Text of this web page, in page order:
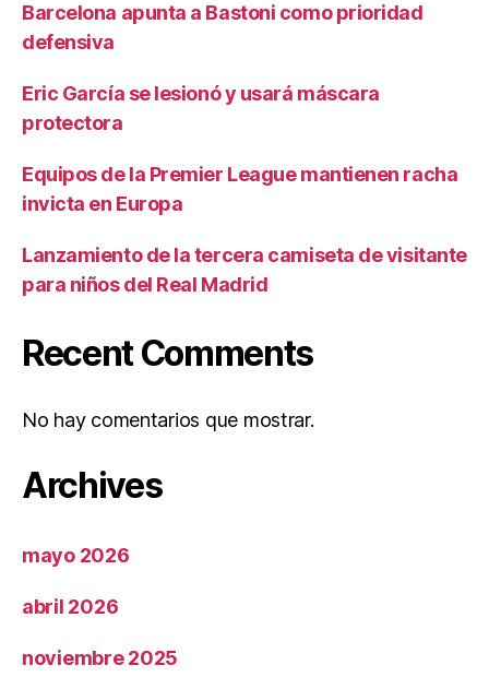
Barcelona apunta a Bastoni como prioridad
defensiva
Eric García se lesionó y usará máscara
protectora
Equipos de la Premier League mantienen racha
invicta en Europa
Lanzamiento de la tercera camiseta de visitante
para niños del Real Madrid
Recent Comments
No hay comentarios que mostrar.
Archives
mayo 2026
abril 2026
noviembre 2025